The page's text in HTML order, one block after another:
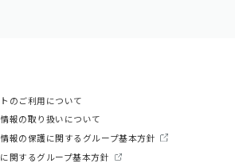
のご利用について​
報の取り扱いについて
報の保護に関するグループ基本方針
関するグループ基本方針